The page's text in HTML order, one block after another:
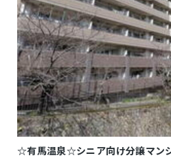
☆有馬温泉☆シニア向け分譲マン